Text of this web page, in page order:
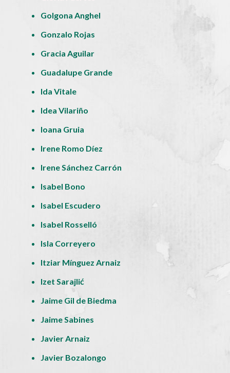
Golgona Anghel
Gonzalo Rojas
Gracia Aguilar
Guadalupe Grande
Ida Vitale
Idea Vilariño
Ioana Gruia
Irene Romo Díez
Irene Sánchez Carrón
Isabel Bono
Isabel Escudero
Isabel Rosselló
Isla Correyero
Itziar Mínguez Arnaiz
Izet Sarajlić
Jaime Gil de Biedma
Jaime Sabines
Javier Arnaiz
Javier Bozalongo